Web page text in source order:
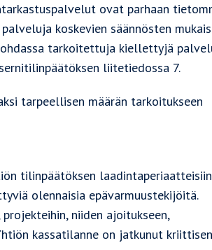
ovat parhaan
koskevien säännösten
tarkoitettuja kiellettyjä
liitetiedossa 7.
tarpeellisen määrän tarkoitukseen
tilinpäätöksen
olennaisia epävarmuustekijöitä.
niiden ajoitukseen,
kassatilanne on jatkunut